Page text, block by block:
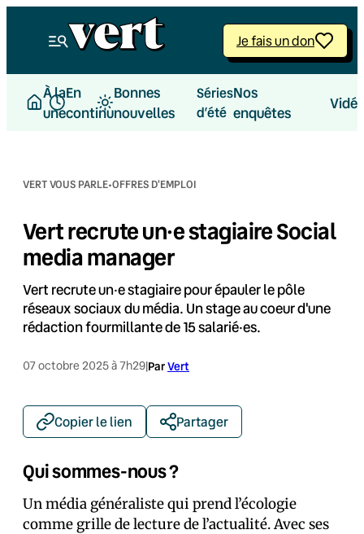
Je fais un don
À la
une
En
continu
Bonnes
nouvelles
Séries
d’été
Nos
enquêtes
VERT VOUS PARLE·OFFRES D'EMPLOI
Vert recrute un·e stagiaire Social
media manager
Vert recrute un·e stagiaire pour épauler le pôle
réseaux sociaux du média. Un stage au coeur d'une
rédaction fourmillante de 15 salarié·es.
07 octobre 2025 à 7h29|ParVert
Copier le lien Partager
Qui sommes-nous ?
Un média généraliste qui prend l’écologie
comme grille de lecture de l’actualité. Avec ses